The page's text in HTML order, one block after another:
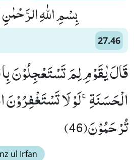
بِسْمِ اللّٰهِ
27.46
قَالَ یٰقَوْمِ لِمَ تَسْتَعْجِلُوْنَ
الْحَسَنَةِۚ-لَوْ لَا تَسْتَغْفِرُوْنَ
تُرْحَمُوْنَ(46)
ul Irfan